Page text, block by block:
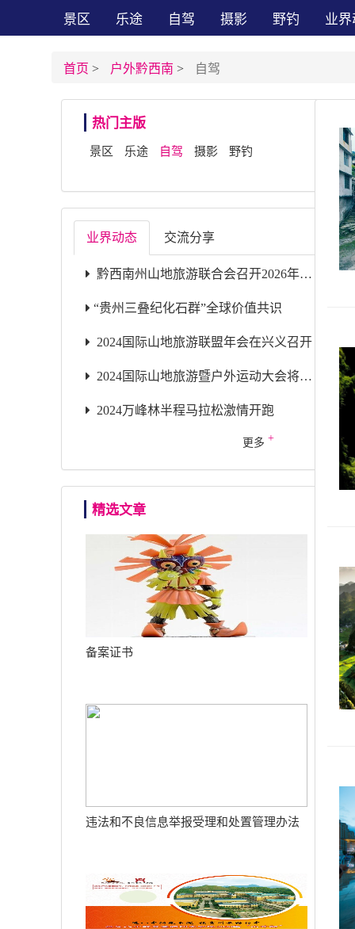
景区 乐途 自驾 摄影 野钓 业
首页 > 户外黔西南 > 自驾
热门主版
景区 乐途 自驾 摄影 野钓
业界动态 交流分享
黔西南州山地旅游联合会召开2026年第二届第二次会长单位联席会
​“贵州三叠纪化石群”全球价值共识
2024国际山地旅游联盟年会在兴义召开
2024国际山地旅游暨户外运动大会将于9月26日在兴义开幕
2024万峰林半程马拉松激情开跑
更多 +
精选文章
备案证书
违法和不良信息举报受理和处置管理办法